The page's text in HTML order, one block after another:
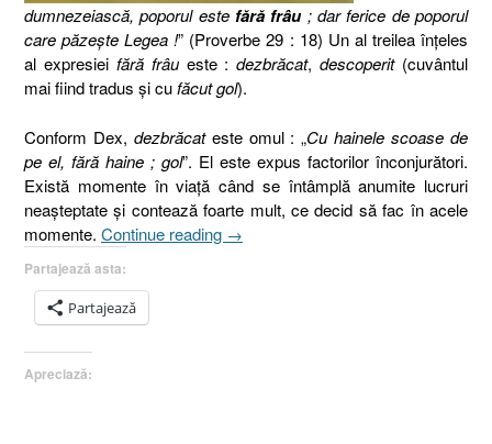
dumnezeiască, poporul este fără frâu; dar ferice de poporul
care păzeşte Legea !” (Proverbe 29 : 18) Un al treilea înţeles
al expresiei fără frâueste :dezbrăcat,descoperit (cuvântul
mai fiind tradus şi cufăcut gol).
Conform Dex, dezbrăcateste omul : „Cu hainele scoase de
pe el, fără haine ; gol”. El este expus factorilor înconjurători.
Există momente în viaţă când se întâmplă anumite lucruri
neaşteptate şi contează foarte mult, ce decid să fac în acele
momente. Continue reading „Proverbe
→
Partajează asta:
Partajează
Apreciază: